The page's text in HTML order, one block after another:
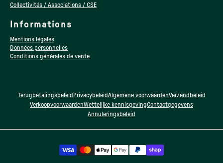
Collectivités / Associations / CSE
Informations
Mentions légales
Données personnelles
Conditions générales de vente
Terugbetalingsbeleid PrivacybeleidAlgemene voorwaardenVerzendbeleid
VerkoopvoorwaardenWettelijke kennisgevingContactgegevens
Annuleringsbeleid